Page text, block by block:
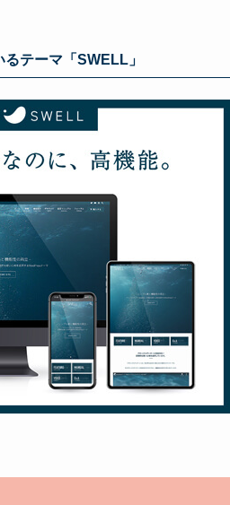
テーマ「SWELL」